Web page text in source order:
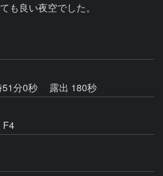
も良い夜空でした。
分0秒
露出 180秒